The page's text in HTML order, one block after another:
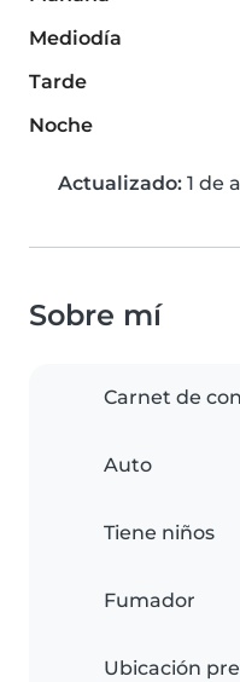
Mediodía
Tarde
Noche
Actualizado: 1 de
Sobre mí
Carnet de
Auto
Tiene niños
Fumador
Ubicación